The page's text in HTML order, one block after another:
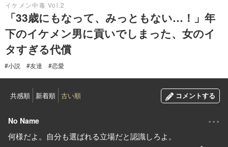
イケメン中毒 Vol.2
「33歳にもなって、みっともない…！」年
下のイケメン男に貢いでしまった、女のイ
タすぎる代償
#小説 #友達 #恋愛
共感順 新着順 古い順 コメントする
No Name ...
何様だよ。自分も選ばれる立場だと認識しろよ。